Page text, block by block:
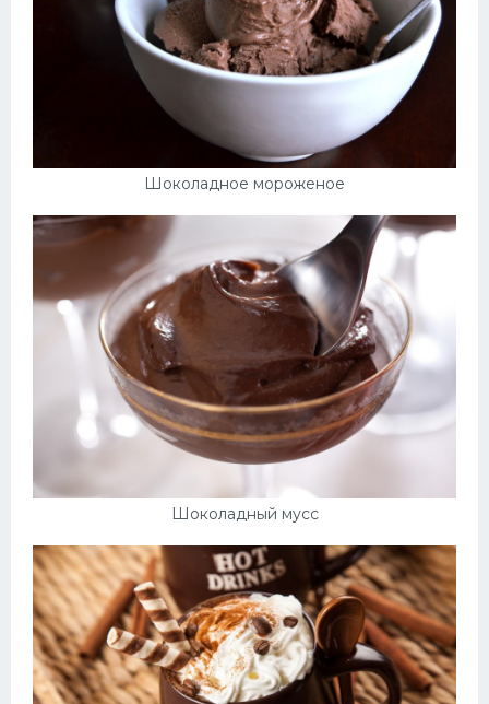
Шоколадное мороженое
Шоколадный мусс